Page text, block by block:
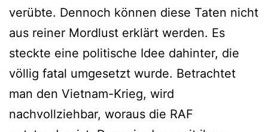
verübte. Dennoch können diese Taten nicht
aus reiner Mordlust erklärt werden. Es
steckte eine politische Idee dahinter, die
völlig fatal umgesetzt wurde. Betrachtet
man den Vietnam-Krieg, wird
nachvollziehbar, woraus die RAF